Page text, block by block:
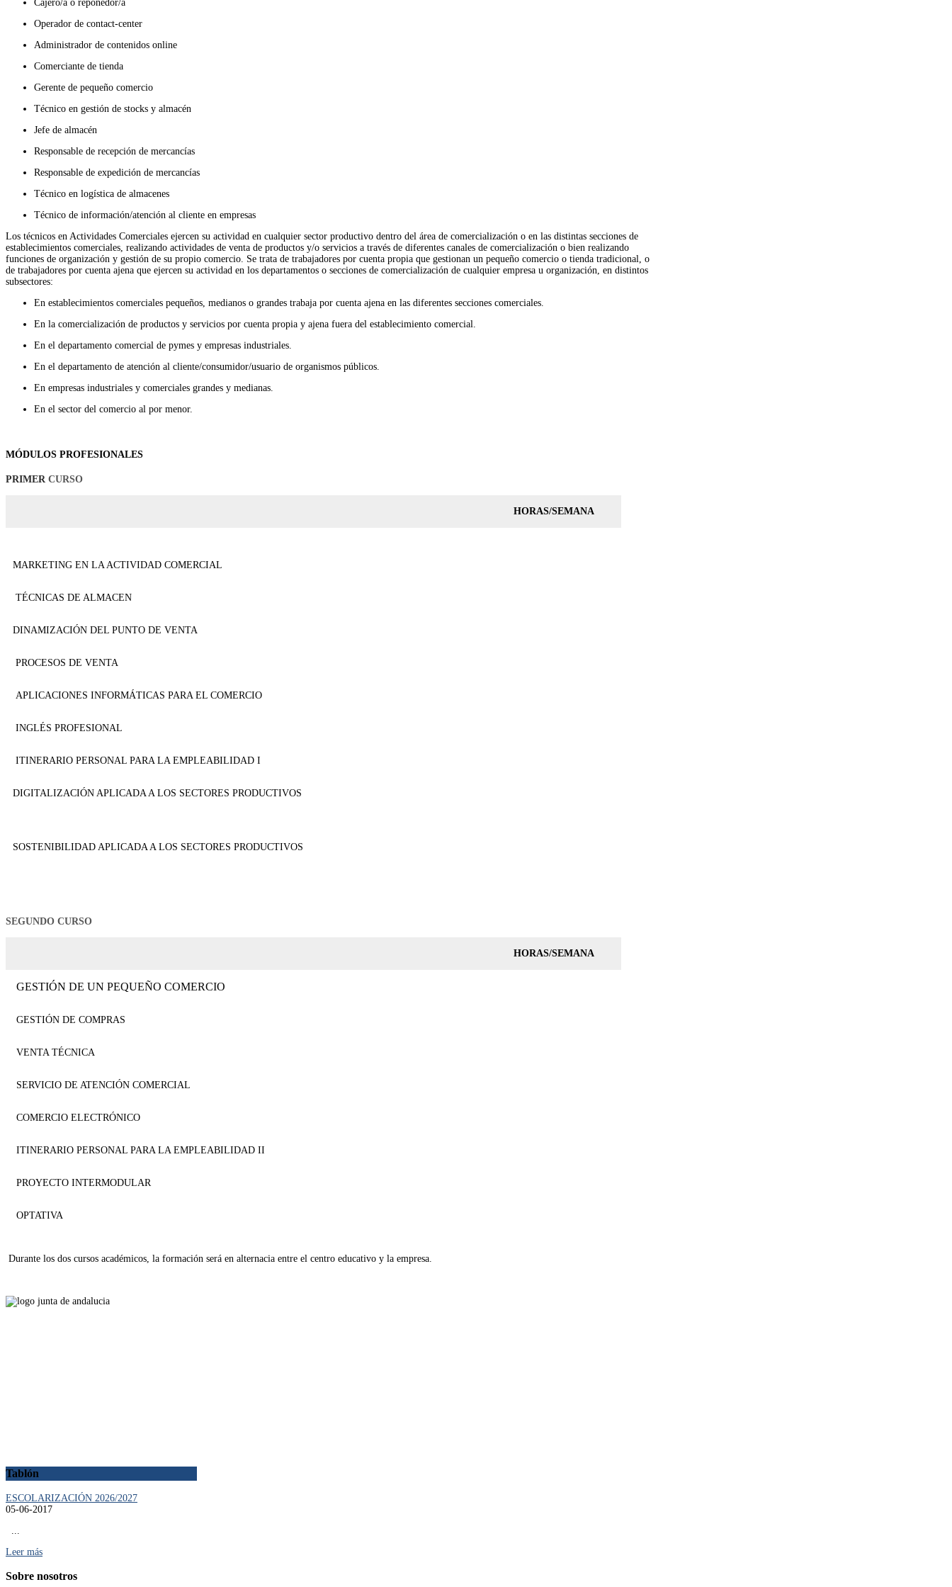
Cajero/a o reponedor/a
Operador de contact-center
Administrador de contenidos online
Comerciante de tienda
Gerente de pequeño comercio
Técnico en gestión de stocks y almacén
Jefe de almacén
Responsable de recepción de mercancías
Responsable de expedición de mercancías
Técnico en logística de almacenes
Técnico de información/atención al cliente en empresas
Los técnicos en Actividades Comerciales ejercen su actividad en cualquier sector productivo dentro del área de comercialización o en las distintas secciones de
establecimientos comerciales, realizando actividades de venta de productos y/o servicios a través de diferentes canales de comercialización o bien realizando
funciones de organización y gestión de su propio comercio. Se trata de trabajadores por cuenta propia que gestionan un pequeño comercio o tienda tradicional, o
de trabajadores por cuenta ajena que ejercen su actividad en los departamentos o secciones de comercialización de cualquier empresa u organización, en distintos
subsectores:
En establecimientos comerciales pequeños, medianos o grandes trabaja por cuenta ajena en las diferentes secciones comerciales.
En la comercialización de productos y servicios por cuenta propia y ajena fuera del establecimiento comercial.
En el departamento comercial de pymes y empresas industriales.
En el departamento de atención al cliente/consumidor/usuario de organismos públicos.
En empresas industriales y comerciales grandes y medianas.
En el sector del comercio al por menor.
MÓDULOS PROFESIONALES
PRIMER CURSO
HORAS/SEMANA
MARKETING EN LA ACTIVIDAD COMERCIAL
TÉCNICAS DE ALMACEN
DINAMIZACIÓN DEL PUNTO DE VENTA
PROCESOS DE VENTA
APLICACIONES INFORMÁTICAS PARA EL COMERCIO
INGLÉS PROFESIONAL
ITINERARIO PERSONAL PARA LA EMPLEABILIDAD I
DIGITALIZACIÓN APLICADA A LOS SECTORES PRODUCTIVOS
SOSTENIBILIDAD APLICADA A LOS SECTORES PRODUCTIVOS
SEGUNDO CURSO
HORAS/SEMANA
GESTIÓN DE UN PEQUEÑO COMERCIO
GESTIÓN DE COMPRAS
VENTA TÉCNICA
SERVICIO DE ATENCIÓN COMERCIAL
COMERCIO ELECTRÓNICO
ITINERARIO PERSONAL PARA LA EMPLEABILIDAD II
PROYECTO INTERMODULAR
OPTATIVA
Durante los dos cursos académicos, la formación será en alternacia entre el centro educativo y la empresa.
Tablón
ESCOLARIZACIÓN 2026/2027
05-06-2017
Leer más
Sobre nosotros